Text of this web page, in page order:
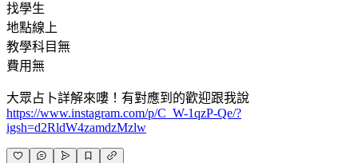
找學生
地點線上
教學科目無
費用無
大眾占卜詳解來嘍！有對應到的歡迎跟我說
https://www.instagram.com/p/C_W-1qzP-Qe/?
igsh=d2RldW4zamdzMzlw